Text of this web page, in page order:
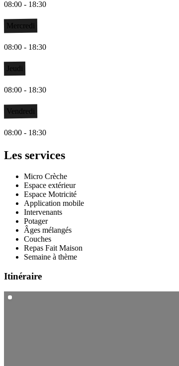
08:00 - 18:30
Mercredi
08:00 - 18:30
Jeudi
08:00 - 18:30
Vendredi
08:00 - 18:30
Les services
Micro Crèche
Espace extérieur
Espace Motricité
Application mobile
Intervenants
Potager
Âges mélangés
Couches
Repas Fait Maison
Semaine à thème
Itinéraire